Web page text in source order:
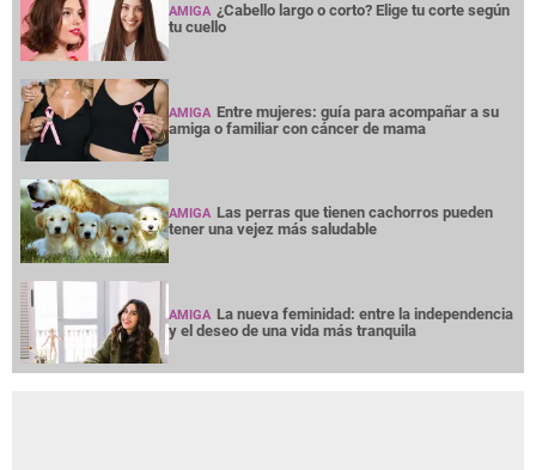
AMIGA ¿Cabello largo o corto? Elige tu corte según
tu cuello
AMIGA Entre mujeres: guía para acompañar a su
amiga o familiar con cáncer de mama
AMIGA Las perras que tienen cachorros pueden
tener una vejez más saludable
AMIGA La nueva feminidad: entre la independencia
y el deseo de una vida más tranquila